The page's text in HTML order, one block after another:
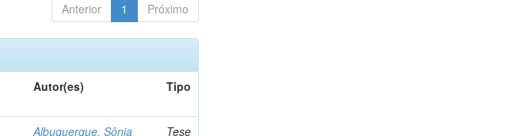
Anterior 1 Próximo
Autor(es) Tipo
Albuquerque, Sônia Tese